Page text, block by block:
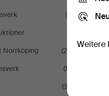
(6)
Norrköping
(20)
(13)
(33)
Weitere